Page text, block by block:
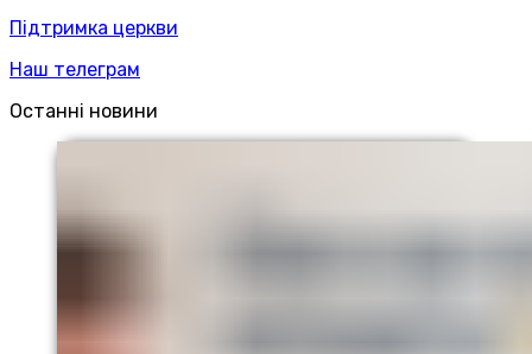
Підтримка церкви
Наш телеграм
Останні новини